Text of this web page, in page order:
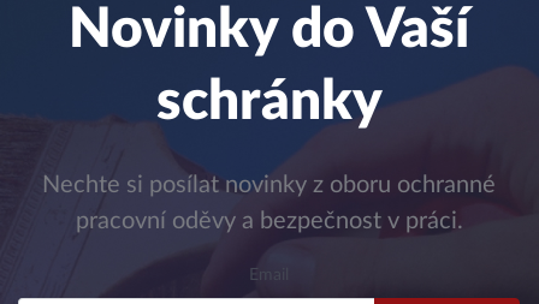
Novinky do Vaší
schránky
Nechte si posílat novinky z oboru ochranné
pracovní oděvy a bezpečnost v práci.
Email